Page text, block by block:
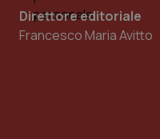
Direttore editoriale
Francesco Maria Avitto